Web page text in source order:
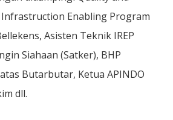
Enabling Program
Asisten Teknik IREP
Siahaan (Satker), BHP
Butarbutar, Ketua APINDO
dll.